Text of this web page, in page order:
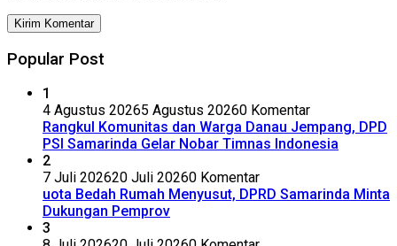
Popular Post
1
4 Agustus 20265 Agustus 20260 Komentar
Rangkul Komunitas dan Warga Danau Jempang, DPD
PSI Samarinda Gelar Nobar Timnas Indonesia
2
7 Juli 202620 Juli 20260 Komentar
uota Bedah Rumah Menyusut, DPRD Samarinda Minta
Dukungan Pemprov
3